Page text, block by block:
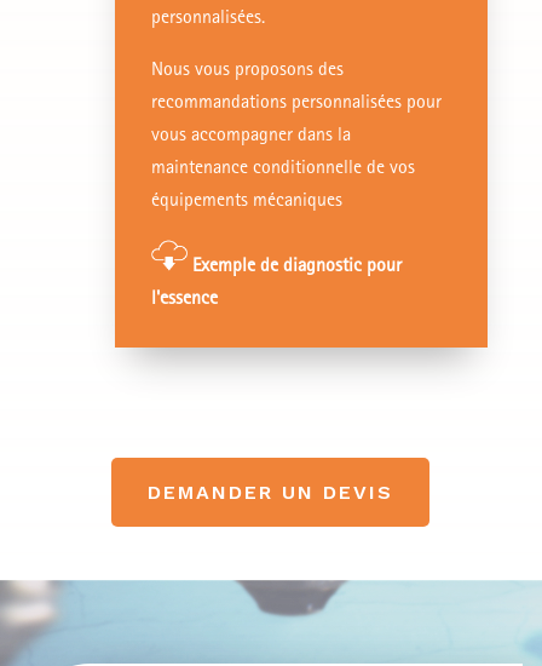
personnalisées.
Nous vous proposons des
recommandations personnalisées pour
vous accompagner dans la
maintenance conditionnelle de vos
équipements mécaniques
Exemple de diagnostic pour
l'essence
DEMANDER UN DEVIS